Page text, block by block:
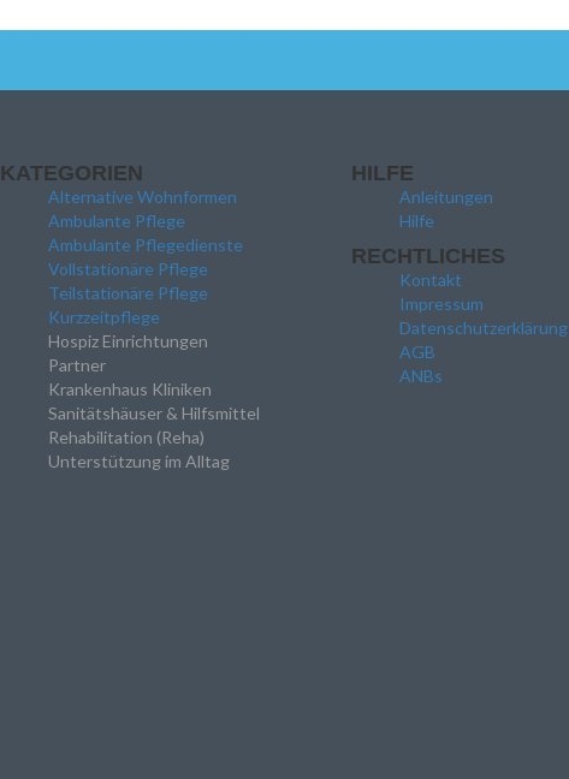
KATEGORIEN
Alternative Wohnformen
Ambulante Pflege
Ambulante Pflegedienste
Vollstationäre Pflege
Teilstationäre Pflege
Kurzzeitpflege
Hospiz Einrichtungen
Partner
Krankenhaus Kliniken
Sanitätshäuser & Hilfsmittel
Rehabilitation (Reha)
Unterstützung im Alltag
HILFE
Anleitungen
Hilfe
RECHTLICHES
Kontakt
Impressum
Datenschutzerklärung
AGB
ANBs